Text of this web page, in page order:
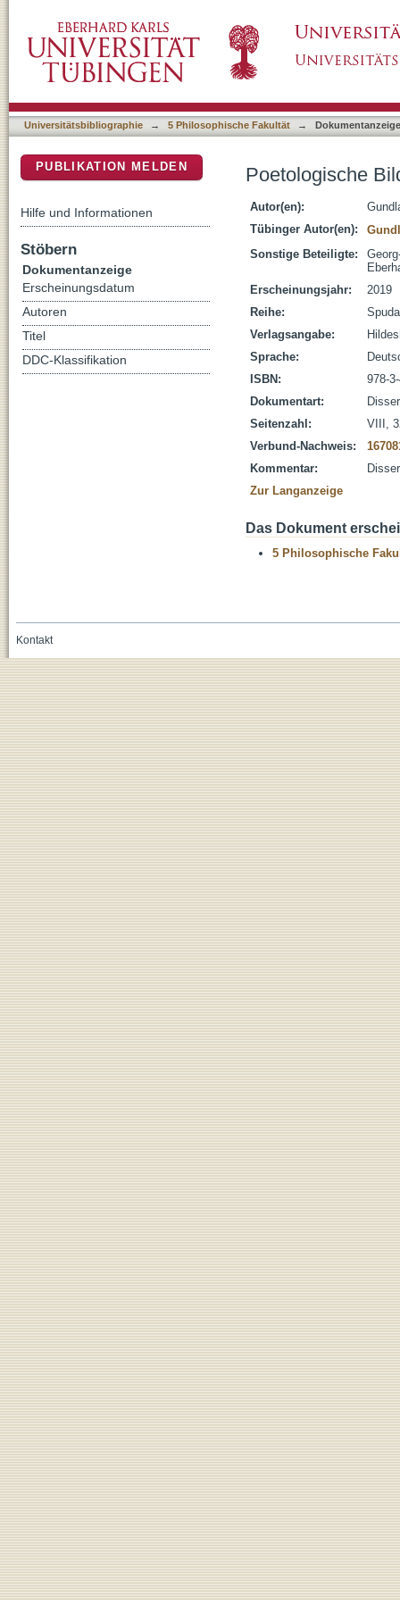
Universitätsbibliographie → 5 Philosophische Fakultät → Dokumentanzeige
Poetologische
Autor(en):
Tübinger Autor(en):
Sonstige Beteiligte:
Erscheinungsjahr:
2019
Reihe:
Verlagsangabe:
Sprache:
ISBN:
978-
Dokumentart:
Seitenzahl:
VIII,
Verbund-Nachweis:
Kommentar:
Zur Langanzeige
Das Dokument
5 Philosophische
PUBLIKATION MELDEN
Hilfe und Informationen
Stöbern
Dokumentanzeige
Erscheinungsdatum
Autoren
Titel
DDC-Klassifikation
Kontakt